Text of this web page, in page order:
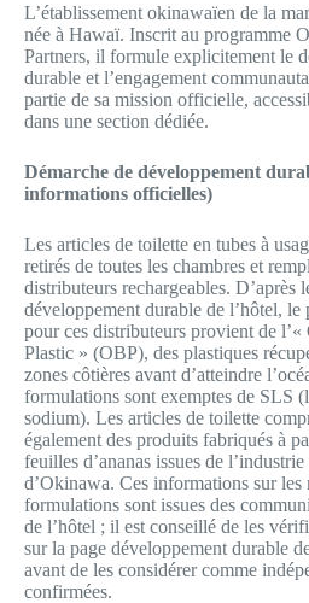
L’établissement okinawaïen de la
née à Hawaï. Inscrit au programme
Partners, il formule explicitement le
durable et l’engagement
partie de sa mission officielle,
dans une section dédiée.
Démarche de développement
informations officielles)
Les articles de toilette en tubes à
retirés de toutes les chambres et
distributeurs rechargeables. D’après
développement durable de l’hôtel, le
pour ces distributeurs provient de l’«
Plastic » (OBP), des plastiques
zones côtières avant d’atteindre
formulations sont exemptes de SLS
sodium). Les articles de toilette
également des produits fabriqués à
feuilles d’ananas issues de l’industrie
d’Okinawa. Ces informations sur les
formulations sont issues des
de l’hôtel ; il est conseillé de les
sur la page développement durable
avant de les considérer comme
confirmées.